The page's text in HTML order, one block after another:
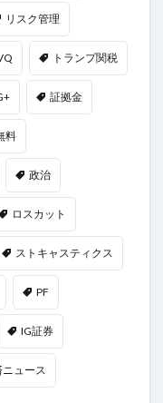
リスク管理
トランプ関税
証拠金
料
政治
ロスカット
ストキャスティクス
PF
IG証券
ニュース